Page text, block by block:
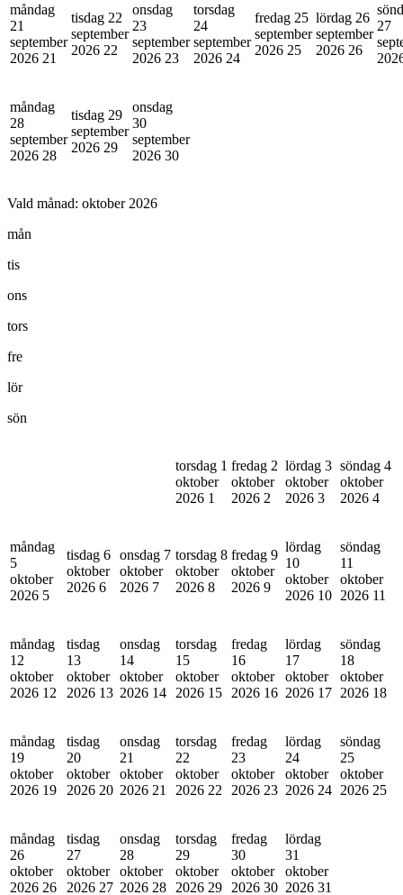
måndag
21
september
2026 21
tisdag 22
september
2026 22
onsdag
23
september
2026 23
torsdag
24
september
2026 24
fredag 25
september
2026 25
lördag 26
september
2026 26
27
måndag
28
september
2026 28
tisdag 29
september
2026 29
onsdag
30
september
2026 30
Vald månad: oktober 2026
mån
tis
ons
tors
fre
lör
sön
torsdag 1
oktober
2026 1
fredag 2
oktober
2026 2
lördag 3
oktober
2026 3
söndag 4
oktober
2026 4
måndag
5
oktober
2026 5
tisdag 6
oktober
2026 6
onsdag 7
oktober
2026 7
torsdag 8
oktober
2026 8
fredag 9
oktober
2026 9
lördag
10
oktober
2026 10
söndag
11
oktober
2026 11
måndag
12
oktober
2026 12
tisdag
13
oktober
2026 13
onsdag
14
oktober
2026 14
torsdag
15
oktober
2026 15
fredag
16
oktober
2026 16
lördag
17
oktober
2026 17
söndag
18
oktober
2026 18
måndag
19
oktober
2026 19
tisdag
20
oktober
2026 20
onsdag
21
oktober
2026 21
torsdag
22
oktober
2026 22
fredag
23
oktober
2026 23
lördag
24
oktober
2026 24
söndag
25
oktober
2026 25
måndag
26
oktober
2026 26
tisdag
27
oktober
2026 27
onsdag
28
oktober
2026 28
torsdag
29
oktober
2026 29
fredag
30
oktober
2026 30
lördag
31
oktober
2026 31